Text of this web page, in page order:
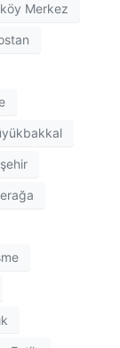
Merkez